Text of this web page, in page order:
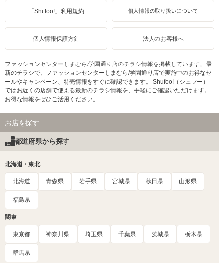
「Shufoo!」利用規約 個人情報の取り扱いについて
個人情報保護方針 法人のお客様へ
ファッションセンターしまむら/学園通り店のチラシ情報を掲載しています。最
新のチラシで、ファッションセンターしまむら/学園通り店で実施中のお得なセ
ールやキャンペーン、特売情報をすぐに確認できます。 Shufoo!（シュフー）
ではお近くの店舗で使える最新のチラシ情報を、手軽にご確認いただけます。
お得な情報をぜひご活用ください。
お店を探す
都道府県から探す
北海道・東北
北海道 青森県 岩手県 宮城県 秋田県 山形県
福島県
関東
東京都 神奈川県 埼玉県 千葉県 茨城県 栃木県
群馬県